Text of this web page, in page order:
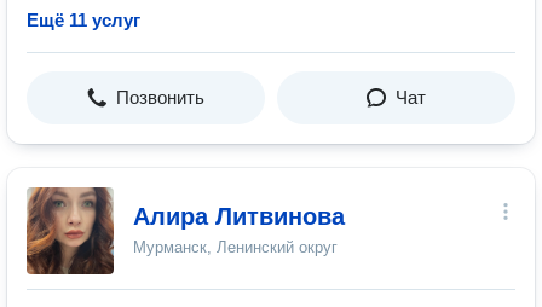
Ещё 11 услуг
Позвонить Чат
Алира Литвинова
Мурманск, Ленинский округ